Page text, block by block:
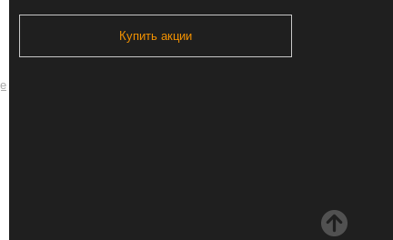
Купить акции